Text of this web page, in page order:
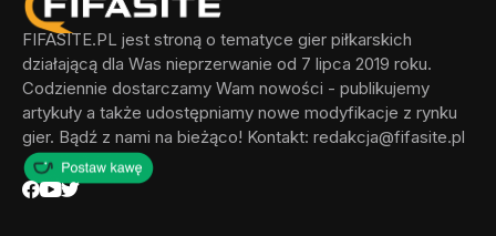
FIFASITE.PL jest stroną o tematyce gier piłkarskich
działającą dla Was nieprzerwanie od 7 lipca 2019 roku.
Codziennie dostarczamy Wam nowości - publikujemy
artykuły a także udostępniamy nowe modyfikacje z rynku
gier. Bądź z nami na bieżąco! Kontakt: redakcja@fifasite.pl